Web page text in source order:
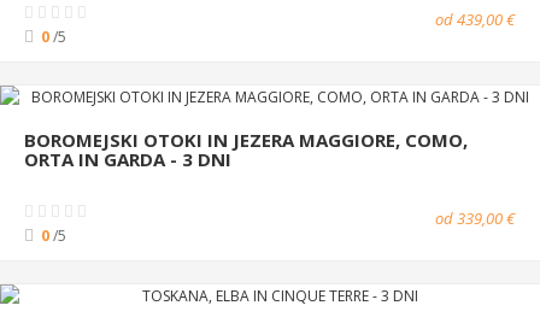
0/5
od 439,00 €
BOROMEJSKI OTOKI IN JEZERA MAGGIORE, COMO,
ORTA IN GARDA - 3 DNI
0/5
od 339,00 €